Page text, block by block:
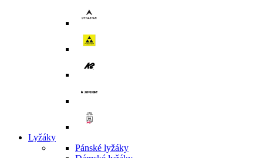
Lyžáky
Pánské lyžáky